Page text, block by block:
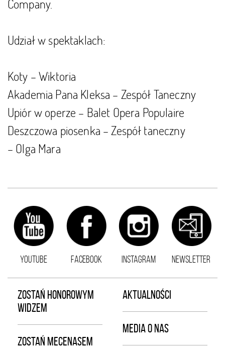
Company.
Udział w spektaklach:
Koty – Wiktoria
Akademia Pana Kleksa – Zespół Taneczny
Upiór w operze – Balet Opera Populaire
Deszczowa piosenka – Zespół taneczny
– Olga Mara
YOUTUBE FACEBOOK INSTAGRAM NEWSLETTER
ZOSTAŃ HONOROWYM
WIDZEM
ZOSTAŃ MECENASEM
AKTUALNOŚCI
MEDIA O NAS